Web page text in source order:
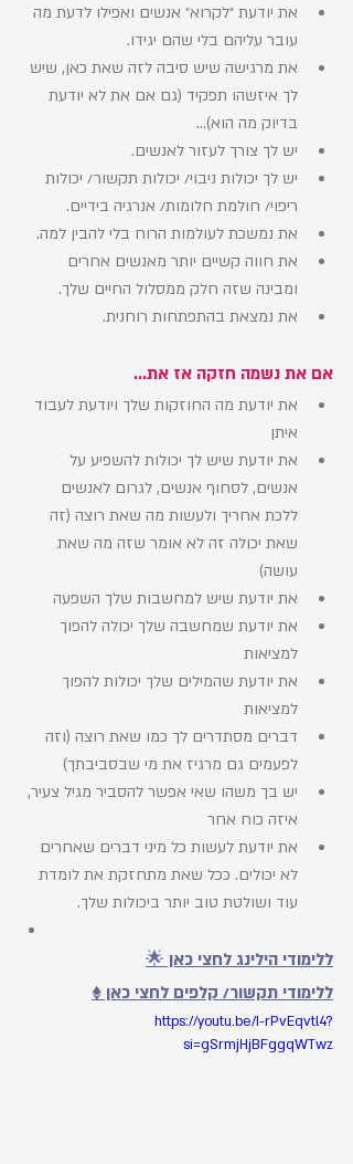
את יודעת ״לקרוא״ אנשים ואפילו לדעת מה
עובר עליהם בלי שהם יגידו.
את מרגישה שיש סיבה לזה שאת כאן, שיש
לך איזשהו תפקיד (גם אם את לא יודעת
בדיוק מה הוא)...
יש לך צורך לעזור לאנשים.
יש לך יכולות ניבוי/ יכולות תקשור/ יכולות
ריפוי/ חולמת חלומות/ אנרגיה בידיים.
את נמשכת לעולמות הרוח בלי להבין למה.
את חווה קשיים יותר מאנשים אחרים
ומבינה שזה חלק ממסלול החיים שלך.
את נמצאת בהתפתחות רוחנית.
אם את נשמה חזקה אז את...
את יודעת מה החוזקות שלך ויודעת לעבוד
איתן
את יודעת שיש לך יכולות להשפיע על
אנשים, לסחוף אנשים, לגרום לאנשים
ללכת אחריך ולעשות מה שאת רוצה (זה
שאת יכולה זה לא אומר שזה מה שאת
עושה)
את יודעת שיש למחשבות שלך השפעה
את יודעת שמחשבה שלך יכולה להפוך
למציאות
את יודעת שהמילים שלך יכולות להפוך
למציאות
דברים מסתדרים לך כמו שאת רוצה (וזה
לפעמים גם מרגיז את מי שבסביבתך)
יש בך משהו שאי אפשר להסביר מגיל צעיר,
איזה כוח אחר
את יודעת לעשות כל מיני דברים שאחרים
לא יכולים. ככל שאת מתחזקת את לומדת
עוד ושולטת טוב יותר ביכולות שלך.
ללימודי הילינג לחצי כאן 🌟
ללימודי תקשור/ קלפים לחצי כאן ♦️
https://youtu.be/I-rPvEqvtl4?
si=gSrmjHjBFggqWTwz